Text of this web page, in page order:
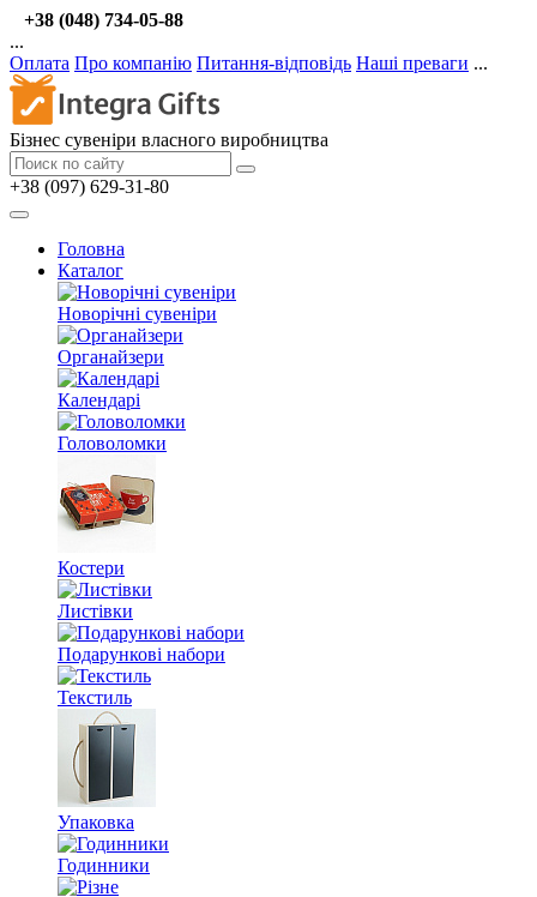
+38 (048) 734-05-88
...
Оплата Про компанію Питання-відповідь Наші преваги ...
Бізнес сувеніри власного виробництва
+38 (097) 629-31-80
Головна
Каталог
Новорічні сувеніри
Органайзери
Календарі
Головоломки
Костери
Листівки
Подарункові набори
Текстиль
Упаковка
Годинники